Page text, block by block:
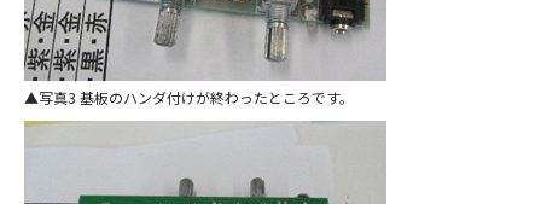
写真3 基板のハンダ付けが終わったところです。